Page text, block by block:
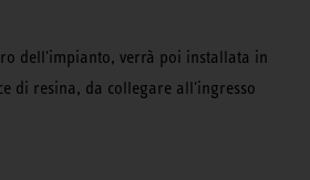
dell'impianto, verrà poi installata in
di resina, da collegare all'ingresso